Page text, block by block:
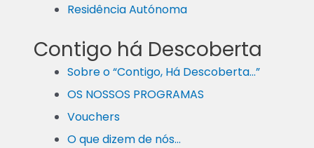
Residência Autónoma
Contigo há Descoberta
Sobre o “Contigo, Há Descoberta…”
OS NOSSOS PROGRAMAS
Vouchers
O que dizem de nós…